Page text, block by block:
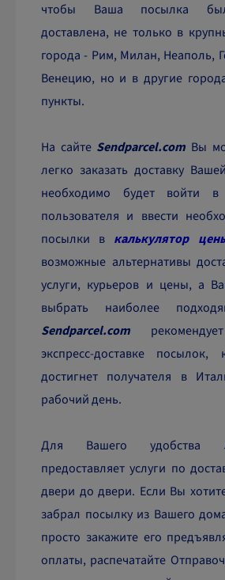
чтобы Ваша посылка
доставлена, не только в
города - Рим, Милан, Неаполь,
Венецию, но и в другие
пункты.
На сайте Sendparcel.com Вы
легко заказать доставку
необходимо будет войти в
пользователя и ввести
посылки в калькулятор
возможные альтернативы
услуги, курьеров и цены, а
выбрать наиболее
Sendparcel.com
экспресс-доставке посылок,
достигнет получателя в
рабочий день.
Для Вашего удобства
предоставляет услуги по
двери до двери. Если Вы
забрал посылку из Вашего
просто закажите его
оплаты, распечатайте